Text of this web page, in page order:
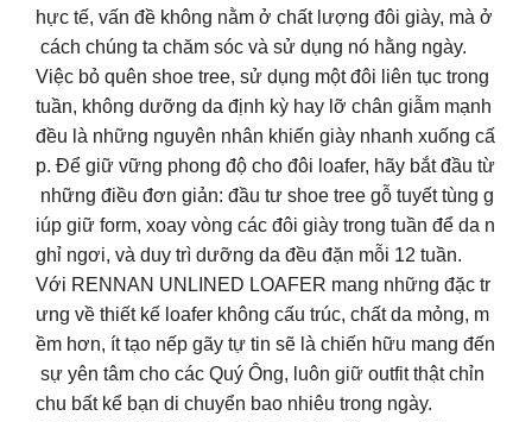
hực tế, vấn đề không nằm ở chất lượng đôi giày, mà ở
cách chúng ta chăm sóc và sử dụng nó hằng ngày.
Việc bỏ quên shoe tree, sử dụng một đôi liên tục trong
tuần, không dưỡng da định kỳ hay lỡ chân giẫm mạnh
đều là những nguyên nhân khiến giày nhanh xuống cấ
p. Để giữ vững phong độ cho đôi loafer, hãy bắt đầu từ
những điều đơn giản: đầu tư shoe tree gỗ tuyết tùng g
iúp giữ form, xoay vòng các đôi giày trong tuần để da n
ghỉ ngơi, và duy trì dưỡng da đều đặn mỗi 12 tuần.
Với RENNAN UNLINED LOAFER mang những đặc tr
ưng về thiết kế loafer không cấu trúc, chất da mỏng, m
ềm hơn, ít tạo nếp gãy tự tin sẽ là chiến hữu mang đến
sự yên tâm cho các Quý Ông, luôn giữ outfit thật chỉn
chu bất kể bạn di chuyển bao nhiêu trong ngày.